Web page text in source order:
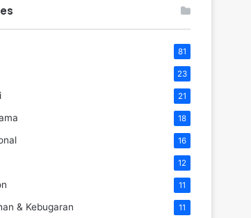
81
23
21
18
16
12
11
& Kebugaran 11